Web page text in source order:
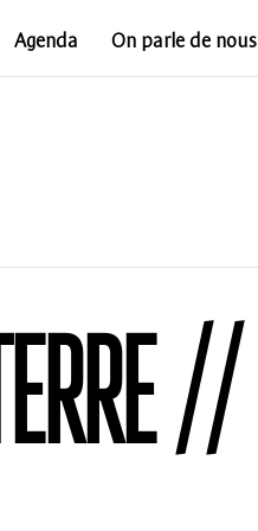
Agenda On parle de nous
//